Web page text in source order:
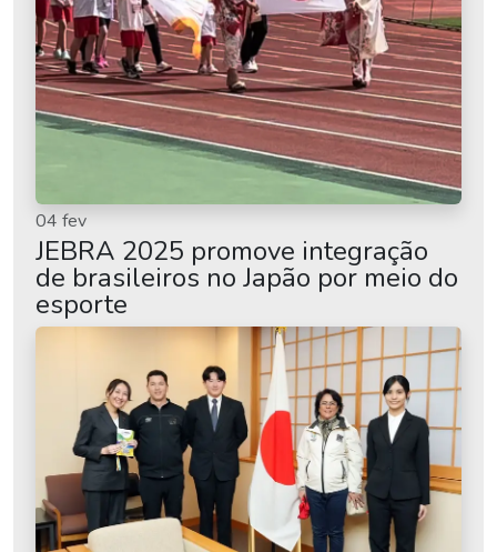
04 fev
JEBRA 2025 promove integração
de brasileiros no Japão por meio do
esporte